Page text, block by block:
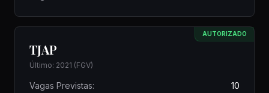
AUTORIZADO
TJAP
Último: 2021 (FGV)
Vagas Previstas: 10